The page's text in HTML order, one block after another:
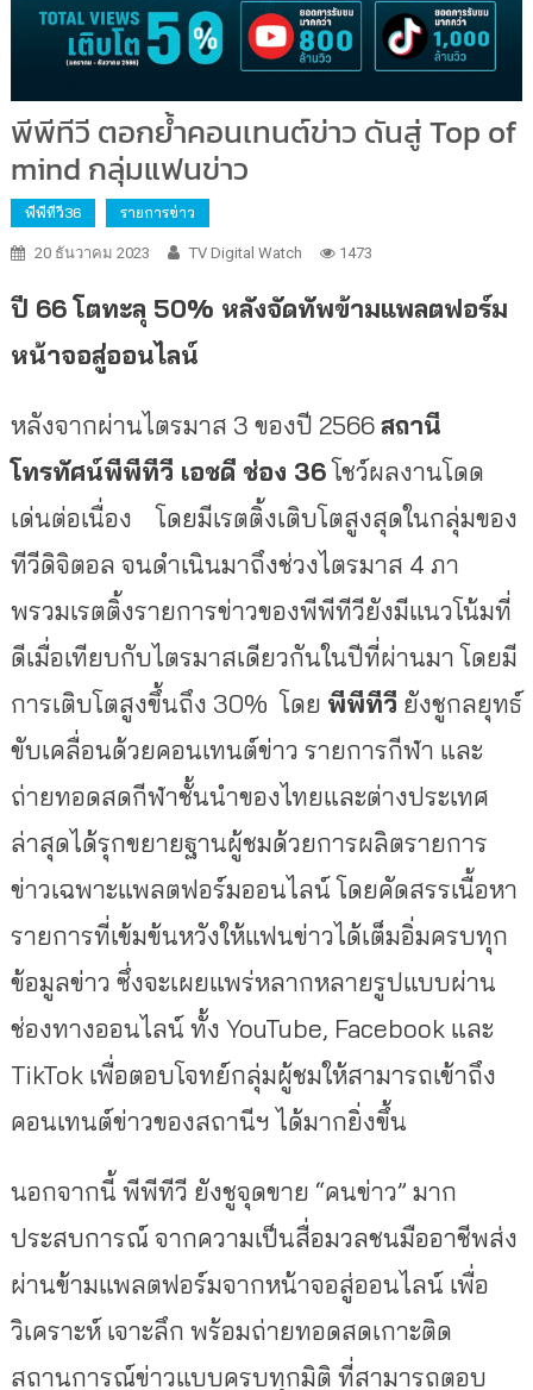
พีพีทีวี ตอกย้ำคอนเทนต์ข่าว ดันสู่ Top of
mind กลุ่มแฟนข่าว
พีพีทีวี36 รายการข่าว
20 ธันวาคม 2023 TV Digital Watch 1473
ปี 66 โตทะลุ 50% หลังจัดทัพข้ามแพลตฟอร์ม
หน้าจอสู่ออนไลน์
หลังจากผ่านไตรมาส 3 ของปี 2566สถานี
โทรทัศน์พีพีทีวี เอชดี ช่อง 36โชว์ผลงานโดด
เด่นต่อเนื่อง โดยมีเรตติ้งเติบโตสูงสุดในกลุ่มของ
ทีวีดิจิตอล จนดำเนินมาถึงช่วงไตรมาส 4 ภา
พรวมเรตติ้งรายการข่าวของพีพีทีวียังมีแนวโน้มที่
ดีเมื่อเทียบกับไตรมาสเดียวกันในปีที่ผ่านมา โดยมี
การเติบโตสูงขึ้นถึง 30% โดย พีพีทีวี ยังชูกลยุทธ์
ขับเคลื่อนด้วยคอนเทนต์ข่าว รายการกีฬา และ
ถ่ายทอดสดกีฬาชั้นนำของไทยและต่างประเทศ
ล่าสุดได้รุกขยายฐานผู้ชมด้วยการผลิตรายการ
ข่าวเฉพาะแพลตฟอร์มออนไลน์ โดยคัดสรรเนื้อหา
รายการที่เข้มข้นหวังให้แฟนข่าวได้เต็มอิ่มครบทุก
ข้อมูลข่าว ซึ่งจะเผยแพร่หลากหลายรูปแบบผ่าน
ช่องทางออนไลน์ ทั้ง YouTube, Facebook และ
TikTok เพื่อตอบโจทย์กลุ่มผู้ชมให้สามารถเข้าถึง
คอนเทนต์ข่าวของสถานีฯ ได้มากยิ่งขึ้น
นอกจากนี้ พีพีทีวี ยังชูจุดขาย “คนข่าว” มาก
ประสบการณ์ จากความเป็นสื่อมวลชนมืออาชีพส่ง
ผ่านข้ามแพลตฟอร์มจากหน้าจอสู่ออนไลน์ เพื่อ
วิเคราะห์ เจาะลึก พร้อมถ่ายทอดสดเกาะติด
สถานการณ์ข่าวแบบครบทุกมิติ ที่สามารถตอบ